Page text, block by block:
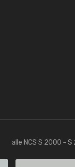
alle NCS S 2000 - S